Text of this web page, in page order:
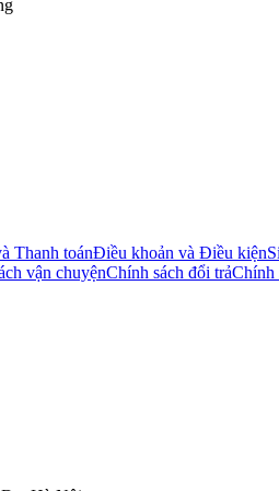
Thanh toánĐiều khoản và Điều kiện
vận chuyệnChính sách đổi trảChính